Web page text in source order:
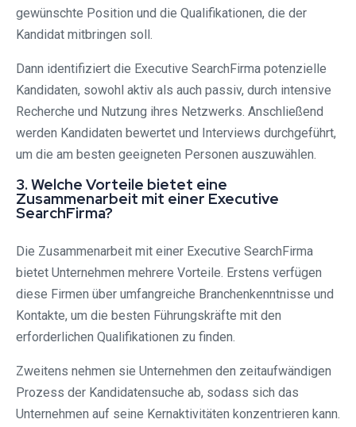
gewünschte Position und die Qualifikationen, die der
Kandidat mitbringen soll.
Dann identifiziert die Executive SearchFirma potenzielle
Kandidaten, sowohl aktiv als auch passiv, durch intensive
Recherche und Nutzung ihres Netzwerks. Anschließend
werden Kandidaten bewertet und Interviews durchgeführt,
um die am besten geeigneten Personen auszuwählen.
3. Welche Vorteile bietet eine
Zusammenarbeit mit einer Executive
SearchFirma?
Die Zusammenarbeit mit einer Executive SearchFirma
bietet Unternehmen mehrere Vorteile. Erstens verfügen
diese Firmen über umfangreiche Branchenkenntnisse und
Kontakte, um die besten Führungskräfte mit den
erforderlichen Qualifikationen zu finden.
Zweitens nehmen sie Unternehmen den zeitaufwändigen
Prozess der Kandidatensuche ab, sodass sich das
Unternehmen auf seine Kernaktivitäten konzentrieren kann.